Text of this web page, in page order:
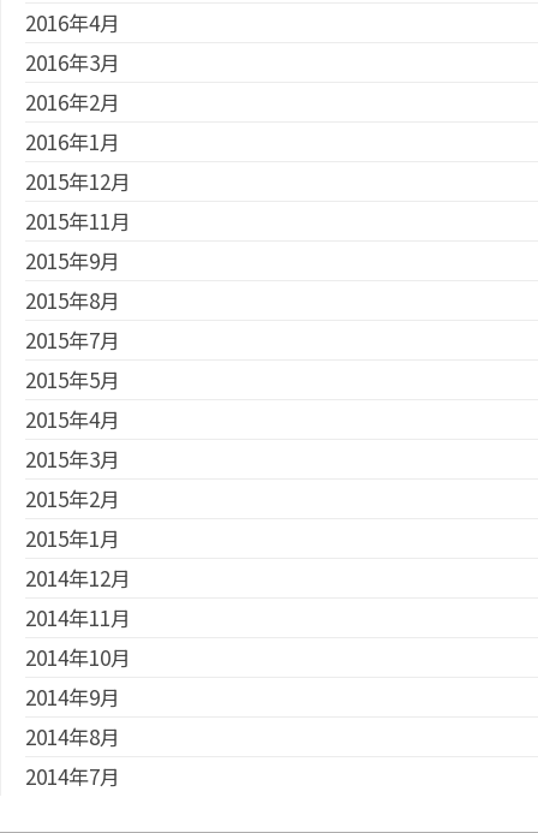
2016年4月
2016年3月
2016年2月
2016年1月
2015年12月
2015年11月
2015年9月
2015年8月
2015年7月
2015年5月
2015年4月
2015年3月
2015年2月
2015年1月
2014年12月
2014年11月
2014年10月
2014年9月
2014年8月
2014年7月